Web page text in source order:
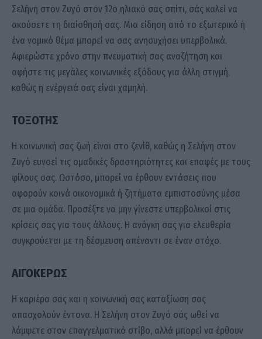
Σελήνη στον Ζυγό στον 12ο ηλιακό σας σπίτι, σάς καλεί να
ακούσετε τη διαίσθησή σας. Μια είδηση από το εξωτερικό ή
ένα νομικό θέμα μπορεί να σας ανησυχήσει υπερβολικά.
Αφιερώστε χρόνο στην πνευματική σας αναζήτηση και
αφήστε τις μεγάλες κοινωνικές εξόδους για άλλη στιγμή,
καθώς η ενέργειά σας είναι χαμηλή.
ΤΟΞΟΤΗΣ
Η κοινωνική σας ζωή είναι στο ζενίθ, καθώς η Σελήνη στον
Ζυγό ευνοεί τις ομαδικές δραστηριότητες και επαφές με τους
φίλους σας. Ωστόσο, μπορεί να έρθουν εντάσεις που
αφορούν κοινά οικονομικά ή ζητήματα εμπιστοσύνης μέσα
σε μια ομάδα. Προσέξτε να μην γίνεστε υπερβολικοί στις
κρίσεις σας για τους άλλους. Η ανάγκη σας για ελευθερία
συγκρούεται με τη δέσμευση απέναντι σε έναν στόχο.
ΑΙΓΟΚΕΡΩΣ
Η καριέρα σας και η κοινωνική σας καταξίωση σας
απασχολούν έντονα. Η Σελήνη στον Ζυγό σάς ωθεί να
λάμψετε στον επαγγελματικό στίβο, αλλά μπορεί να έρθουν